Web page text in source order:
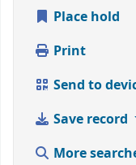
Place hold
Print
Send to
Save record
More